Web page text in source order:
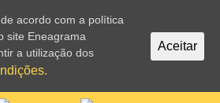
acordo com a política
site Eneagrama
a utilização dos
Aceitar